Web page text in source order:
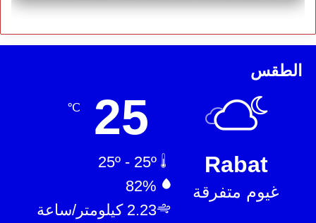
الطقس
Rabat
غيوم متفرقة
25
℃
82%
2.23 كيلومتر/ساعة